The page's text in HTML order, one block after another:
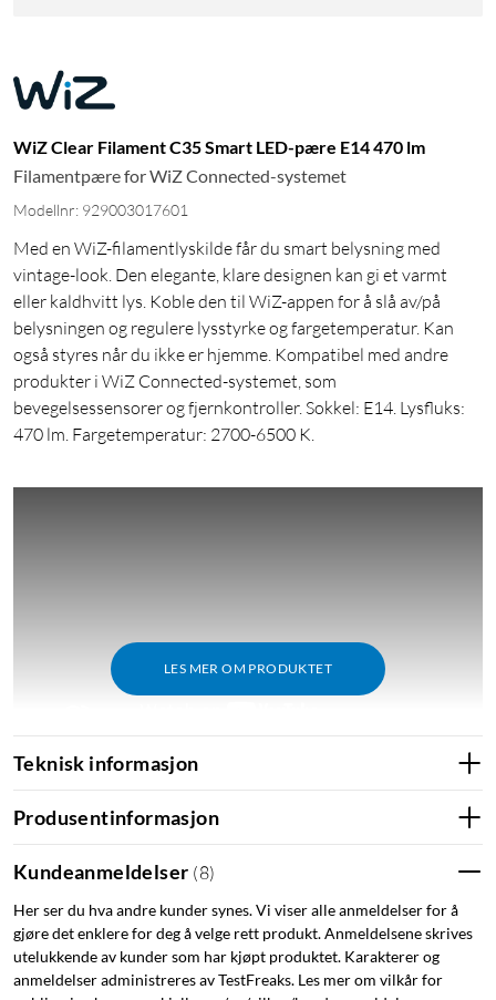
WiZ Clear Filament C35 Smart LED-pære E14 470 lm
Filamentpære for WiZ Connected-systemet
Modellnr: 929003017601
Med en WiZ-filamentlyskilde får du smart belysning med
vintage-look. Den elegante, klare designen kan gi et varmt
eller kaldhvitt lys. Koble den til WiZ-appen for å slå av/på
belysningen og regulere lysstyrke og fargetemperatur. Kan
også styres når du ikke er hjemme. Kompatibel med andre
produkter i WiZ Connected-systemet, som
bevegelsessensorer og fjernkontroller. Sokkel: E14. Lysfluks:
470 lm. Fargetemperatur: 2700-6500 K.
LES MER OM PRODUKTET
Matter
Matter - en ny universell standard innen smarthjem. Matter
gjør det enklere å koble nye enheter til smarthjemmet ditt, og
øker også kompatibiliteten mellom ulike merker og
standarder. Teksten vil også bli oppdatert når Matter blir
introdusert for WiZ-sortimentet.
Teknisk informasjon
Produsentinformasjon
Kundeanmeldelser (8)
Her ser du hva andre kunder synes. Vi viser alle anmeldelser for å
gjøre det enklere for deg å velge rett produkt. Anmeldelsene skrives
utelukkende av kunder som har kjøpt produktet. Karakterer og
anmeldelser administreres av TestFreaks. Les mer om vilkår for